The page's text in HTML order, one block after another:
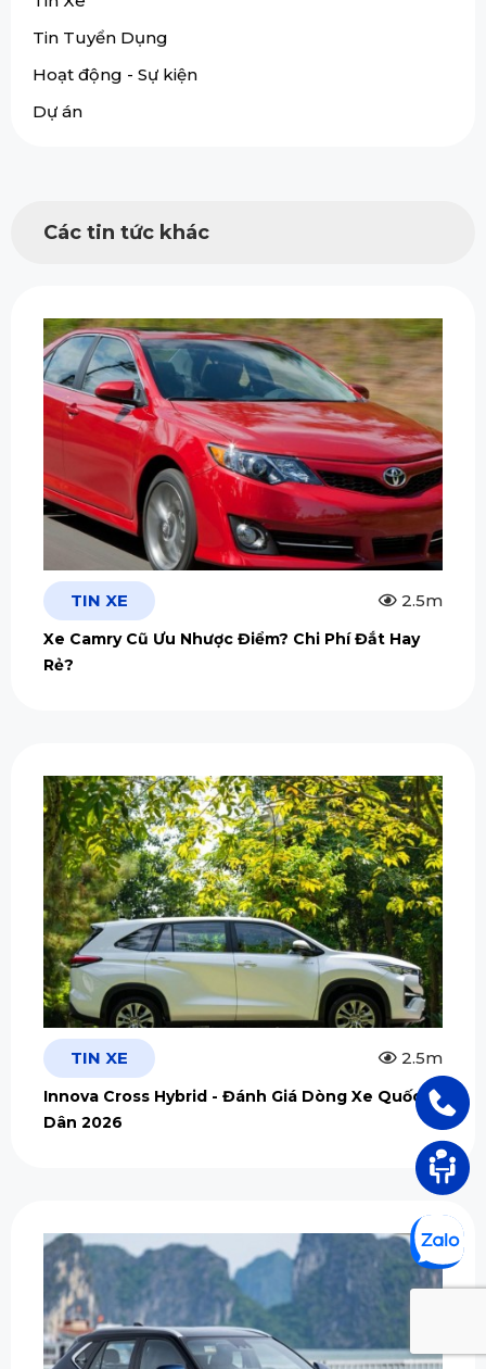
Tin Tuyển Dụng
Hoạt động - Sự kiện
Dự án
Các tin tức khác
TIN XE 2.5m
Xe Camry Cũ Ưu Nhược Điểm? Chi Phí Đắt Hay
Rẻ?
TIN XE 2.5m
Innova Cross Hybrid - Đánh Giá Dòng Xe Quốc
Dân 2026